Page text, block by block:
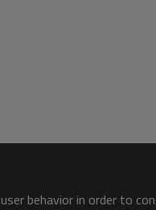
behavior in order to